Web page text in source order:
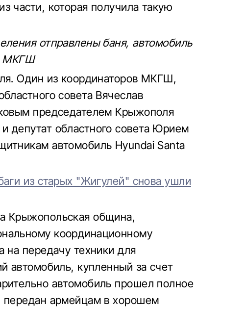
части, которая получила такую
отправлены баня, автомобиль
МКГШ
Один из координаторов МКГШ,
совета Вячеслав
председателем Крыжополя
депутат областного совета Юрием
автомобиль Hyundai Santa
из старых "Жигулей" снова ушли
Крыжопольская община,
координационному
на передачу техники для
автомобиль, купленный за счет
автомобиль прошел полное
передан армейцам в хорошем